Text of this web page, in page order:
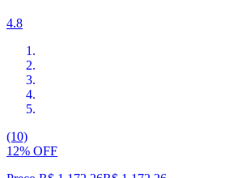
4.8
(10)
12% OFF